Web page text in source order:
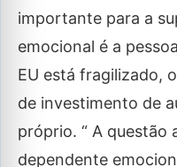
importante para a
emocional é a
EU está fragilizado,
de investimento de
próprio. “ A questão
dependente